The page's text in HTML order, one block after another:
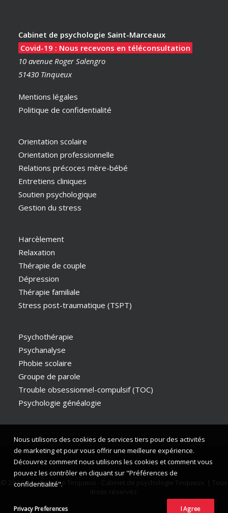
Cabinet de psychologie Saint-Marceaux
Covid-19 : Nous recevons en téléconsultation
10 avenue Roger Salengro
51430 Tinqueux
Mentions légales
Politique de confidentialité
Orientation scolaire
Orientation professionnelle
Relations précoces mère-bébé
Entretiens cliniques
Soutien psychologique
Gestion du stress
Harcèlement
Relaxation
Thérapie de couple
Dépression
Thérapie familiale
Stress post-traumatique (TSPT)
Psychothérapie
Psychanalyse
Phobie scolaire
Groupe de parole
Trouble obsessionnel-compulsif (TOC)
Psychologie généalogie
© 2026 Psychologue Tinqueux - Cabinet de psychologie Tinqueux. | Tous
Nous utilisons des cookies de services tiers pour des activités
de marketing et pour vous offrir une meilleure expérience.
Découvrez comment nous utilisons les cookies et comment vous
pouvez les contrôler en cliquant sur "Préférences de
confidentialité".
Privacy Preferences I Agree